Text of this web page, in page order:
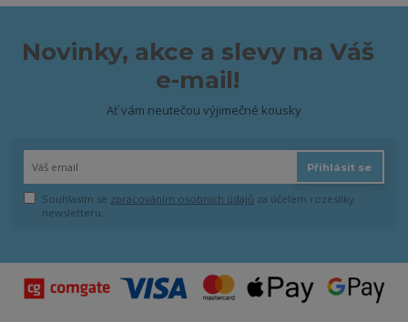
Novinky, akce a slevy na Váš
e-mail!
Ať vám neutečou výjimečné kousky
Přihlásit se
Souhlasím se zpracováním osobních údajů za účelem rozesílky
newsletteru.